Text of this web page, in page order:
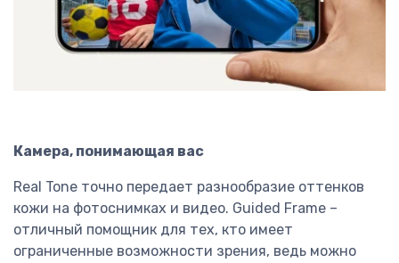
Камера, понимающая вас
Real Tone точно передает разнообразие оттенков
кожи на фотоснимках и видео. Guided Frame –
отличный помощник для тех, кто имеет
ограниченные возможности зрения, ведь можно